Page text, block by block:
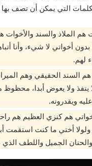
التي يمكن أن تصف بها
هم الملاذ والسند والأخوات
بدون أخواتي لا شيء، وأنا
لهم.
هم السند الحقيقي وهم
ينفذ ولا يعوض أبدا، محظوظ
ويقدرونه.
هم كنزي العظيم هم
أختي ما كنت استقمت
والحنان الجميل واللطف الذي